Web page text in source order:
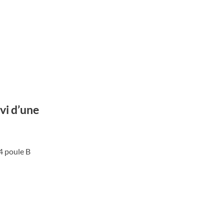
d’une
poule B